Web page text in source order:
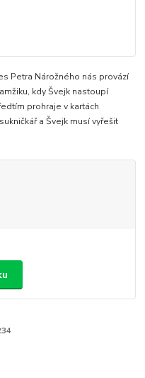
Petra Nárožného nás provází
kdy Švejk nastoupí
prohraje v kartách
a Švejk musí vyřešit